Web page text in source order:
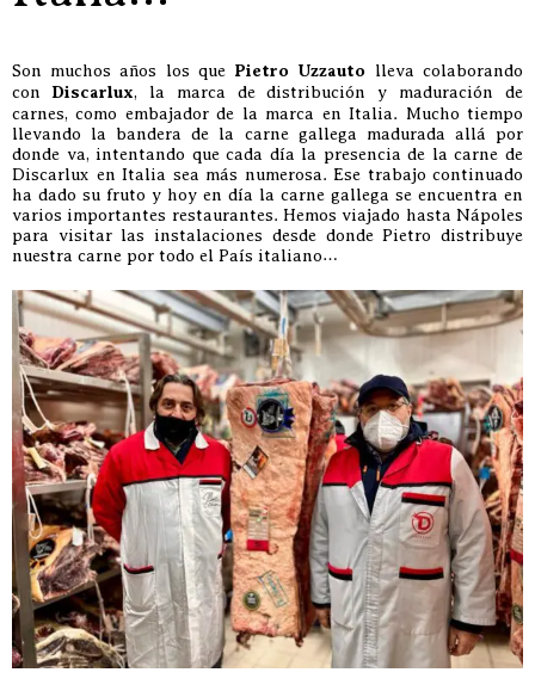
Son muchos años los que Pietro Uzzauto lleva colaborando
con Discarlux, la marca de distribución y maduración de
carnes, como embajador de la marca en Italia. Mucho tiempo
llevando la bandera de la carne gallega madurada allá por
donde va, intentando que cada día la presencia de la carne de
Discarlux en Italia sea más numerosa. Ese trabajo continuado
ha dado su fruto y hoy en día la carne gallega se encuentra en
varios importantes restaurantes. Hemos viajado hasta Nápoles
para visitar las instalaciones desde donde Pietro distribuye
nuestra carne por todo el País italiano…